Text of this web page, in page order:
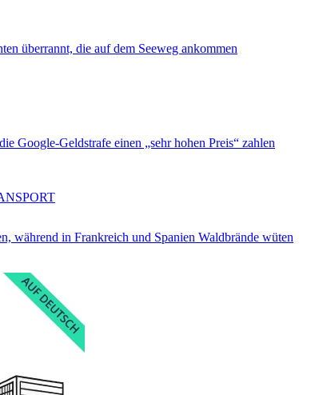
überrannt, die auf dem Seeweg ankommen
Google-Geldstrafe einen „sehr hohen Preis“ zahlen
während in Frankreich und Spanien Waldbrände wüten